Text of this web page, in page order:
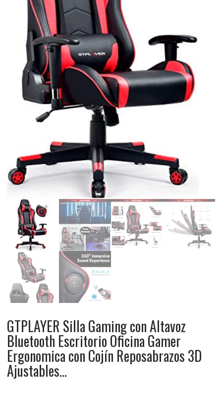
GTPLAYER Silla Gaming con Altavoz
Bluetooth Escritorio Oficina Gamer
Ergonomica con Cojín Reposabrazos 3D
Ajustables…